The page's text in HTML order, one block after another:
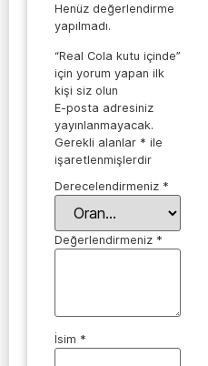
Henüz değerlendirme
yapılmadı.
“Real Cola kutu içinde”
için yorum yapan ilk
kişi siz olun
E-posta adresiniz
yayınlanmayacak.
Gerekli alanlar * ile
işaretlenmişlerdir
Derecelendirmeniz *
Değerlendirmeniz *
İsim *